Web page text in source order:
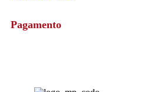
Pagamento